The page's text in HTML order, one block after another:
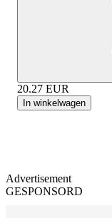
20.27 EUR
In winkelwagen
Advertisement
GESPONSORD